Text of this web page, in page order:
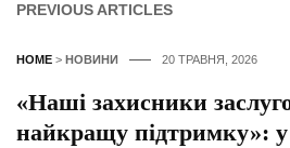
PREVIOUS ARTICLES
HOME > НОВИНИ 20 ТРАВНЯ, 2026
«Наші захисники
найкращу підтримку»: у